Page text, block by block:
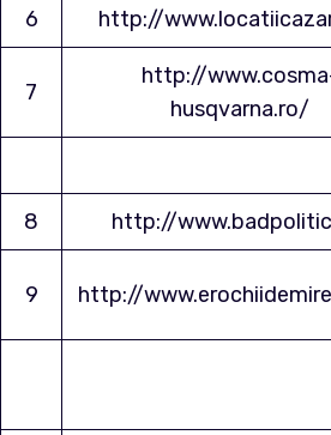
6 http://
7
http://
husqvarna.ro/
8 http://
9 http://